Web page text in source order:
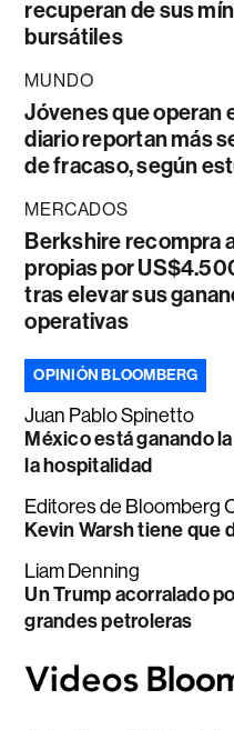
recuperan de sus
bursátiles
MUNDO
Jóvenes que operan
diario reportan más
de fracaso, según
MERCADOS
Berkshire recompra
propias por
tras elevar sus
operativas
OPINIÓN BLOOMBERG
Juan Pablo Spinetto
México está ganando
la hospitalidad
Editores de Bloomberg
Kevin Warsh tiene que
Liam Denning
Un Trump acorralado
grandes petroleras